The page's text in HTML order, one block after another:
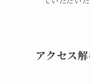
アクセス